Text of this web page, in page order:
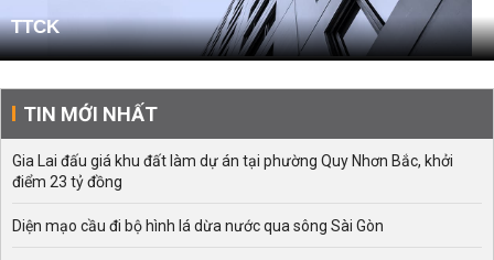
TTCK
TIN MỚI NHẤT
Gia Lai đấu giá khu đất làm dự án tại phường Quy Nhơn Bắc, khởi
điểm 23 tỷ đồng
Diện mạo cầu đi bộ hình lá dừa nước qua sông Sài Gòn